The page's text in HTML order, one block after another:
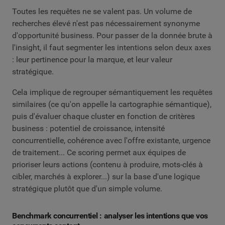
Toutes les requêtes ne se valent pas. Un volume de
recherches élevé n'est pas nécessairement synonyme
d'opportunité business. Pour passer de la donnée brute à
l'insight, il faut segmenter les intentions selon deux axes
: leur pertinence pour la marque, et leur valeur
stratégique.
Cela implique de regrouper sémantiquement les requêtes
similaires (ce qu'on appelle la cartographie sémantique),
puis d'évaluer chaque cluster en fonction de critères
business : potentiel de croissance, intensité
concurrentielle, cohérence avec l'offre existante, urgence
de traitement... Ce scoring permet aux équipes de
prioriser leurs actions (contenu à produire, mots-clés à
cibler, marchés à explorer...) sur la base d'une logique
stratégique plutôt que d'un simple volume.
Benchmark concurrentiel : analyser les intentions que vos